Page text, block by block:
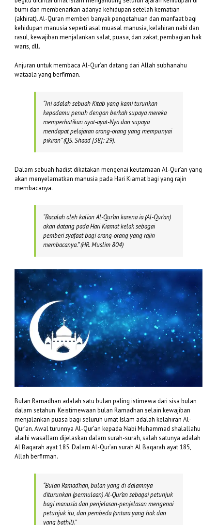
bumi dan membenarkan adanya kehidupan setelah kematian
(akhirat). Al-Quran memberi banyak pengetahuan dan manfaat bagi
kehidupan manusia seperti asal muasal manusia, kelahiran nabi dan
rasul, kewajiban menjalankan salat, puasa, dan zakat, pembagian hak
waris, dll.
Anjuran untuk membaca Al-Qur’an datang dari Allah subhanahu
wataala yang berfirman.
“Ini adalah sebuah Kitab yang kami turunkan
kepadamu penuh dengan berkah supaya mereka
memperhatikan ayat-ayat-Nya dan supaya
mendapat pelajaran orang-orang yang mempunyai
pikiran”(QS. Shaad [38]: 29).
Dalam sebuah hadist dikatakan mengenai keutamaan Al-Qur’an yang
akan menyelamatkan manusia pada Hari Kiamat bagi yang rajin
membacanya.
“Bacalah oleh kalian Al-Qur’an karena ia (Al-Qur’an)
akan datang pada Hari Kiamat kelak sebagai
pemberi syafaat bagi orang-orang yang rajin
membacanya.” (HR. Muslim 804)
Bulan Ramadhan adalah satu bulan paling istimewa dari sisa bulan
dalam setahun. Keistimewaan bulan Ramadhan selain kewajiban
menjalankan puasa bagi seluruh umat Islam adalah kelahiran Al-
Qur’an. Awal turunnya Al-Qur’an kepada Nabi Muhammad shalallahu
alaihi wasallam dijelaskan dalam surah-surah, salah satunya adalah
Al Baqarah ayat 185. Dalam Al-Qur’an surah Al Baqarah ayat 185,
Allah berfirman.
“Bulan Ramadhan, bulan yang di dalamnya
diturunkan (permulaan) Al-Qur’an sebagai petunjuk
bagi manusia dan penjelasan-penjelasan mengenai
petunjuk itu, dan pembeda (antara yang hak dan
yang bathil).”